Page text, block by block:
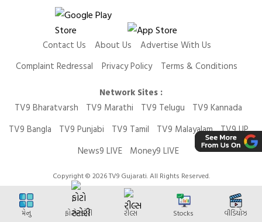
Contact Us About Us
Advertise With Us
Complaint Redressal
Privacy Policy
Terms & Conditions
Network Sites :
TV9 Bharatvarsh
TV9 Marathi TV9 Telugu
TV9 Kannada
TV9 Bangla
TV9 Punjabi TV9 Tamil TV9 Malayalam TV9 UP
News9 LIVE
Money9 LIVE
Copyright © 2026 TV9 Gujarati. All Rights Reserved.
મેનુ ફોટો સ્ટોરી રીલ્સ Stocks વીડિયોઝ